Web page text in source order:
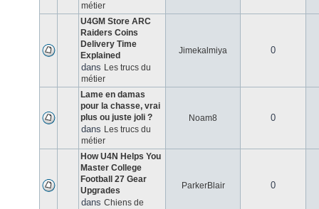
métier
U4GM Store ARC
Raiders Coins
Delivery Time
Explained
dans Les trucs du
métier
Jimekalmiya 0
Lame en damas
pour la chasse, vrai
plus ou juste joli ?
dans Les trucs du
métier
Noam8 0
How U4N Helps You
Master College
Football 27 Gear
Upgrades
dans Chiens de
ParkerBlair 0